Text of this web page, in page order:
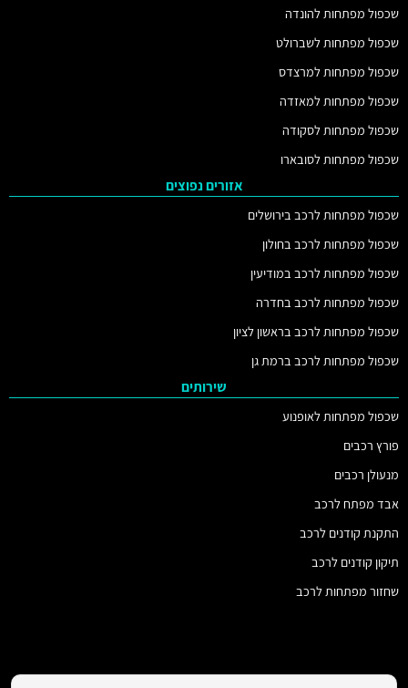
שכפול מפתחות להונדה
שכפול מפתחות לשברולט
שכפול מפתחות למרצדס
שכפול מפתחות למאזדה
שכפול מפתחות לסקודה
שכפול מפתחות לסובארו
אזורים נפוצים
שכפול מפתחות לרכב בירושלים
שכפול מפתחות לרכב בחולון
שכפול מפתחות לרכב במודיעין
שכפול מפתחות לרכב בחדרה
שכפול מפתחות לרכב בראשון לציון
שכפול מפתחות לרכב ברמת גן
שירותים
שכפול מפתחות לאופנוע
פורץ רכבים
מנעולן רכבים
אבד מפתח לרכב
התקנת קודנים לרכב
תיקון קודנים לרכב
שחזור מפתחות לרכב